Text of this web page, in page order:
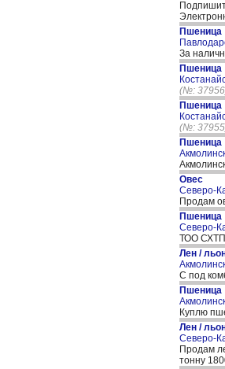
Пшеница
За
Пшеница
(№:
Пшеница
(№:
Пшеница
Овес
Северо-
Продам
Пшеница
Северо-
ТОО
Лен /
С под
Пшеница
Куплю
Лен /
Северо-
Продам
тонну